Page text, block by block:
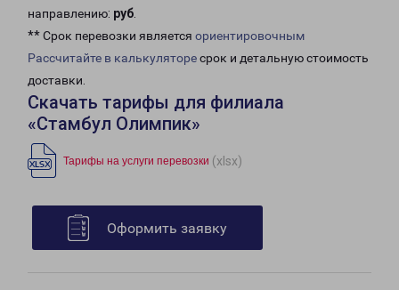
направлению: руб.
** Срок перевозки является ориентировочным
Рассчитайте в калькуляторесрок и детальную стоимость
доставки.
Скачать тарифы для филиала
«Стамбул Олимпик»
Тарифы на услуги перевозки (xlsx)
Оформить заявку